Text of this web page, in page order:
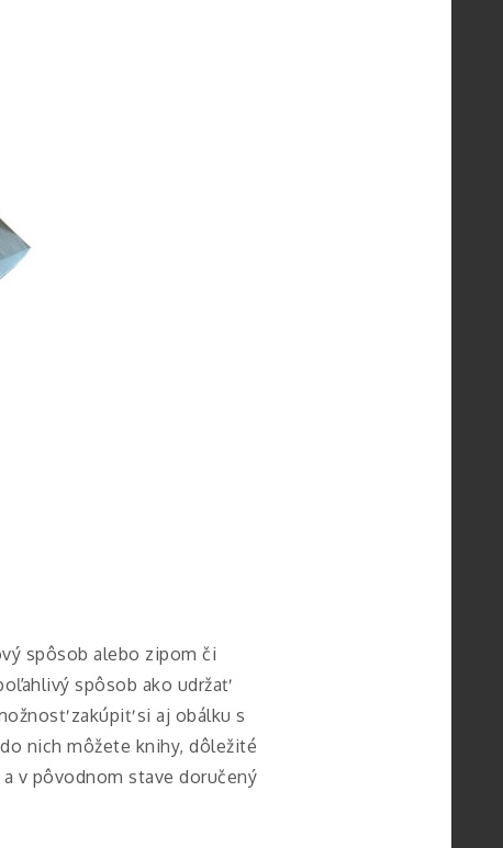
spôsob alebo zipom či
spôsob ako udržať
zakúpiť si aj obálku s
nich môžete knihy, dôležité
v pôvodnom stave doručený